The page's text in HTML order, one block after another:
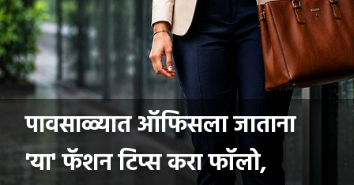
पावसाळ्यात ऑफिसला जाताना
'या' फॅशन टिप्स करा फॉलो,